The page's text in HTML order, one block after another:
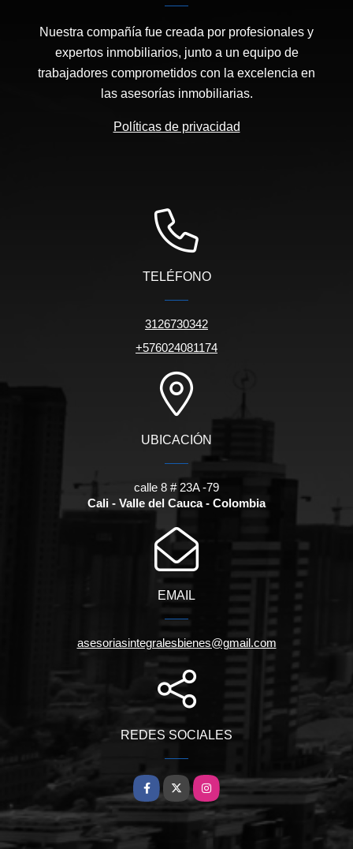
Nuestra compañía fue creada por profesionales y
expertos inmobiliarios, junto a un equipo de
trabajadores comprometidos con la excelencia en
las asesorías inmobiliarias.
Políticas de privacidad
TELÉFONO
3126730342
+576024081174
UBICACIÓN
calle 8 # 23A -79
Cali - Valle del Cauca - Colombia
EMAIL
asesoriasintegralesbienes@gmail.com
REDES SOCIALES
Facebook
X Instagram